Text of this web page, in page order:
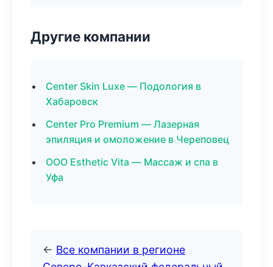
Другие компании
Center Skin Luxe — Подология в
Хабаровск
Center Pro Premium — Лазерная
эпиляция и омоложение в Череповец
ООО Esthetic Vita — Массаж и спа в
Уфа
← Все компании в регионе